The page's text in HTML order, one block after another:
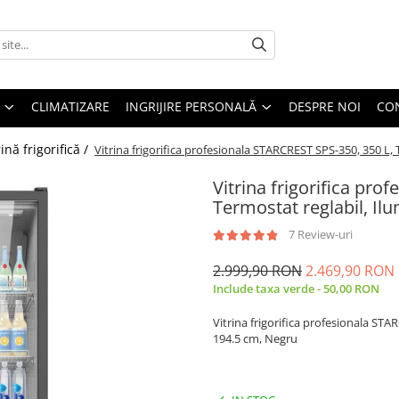
CLIMATIZARE INGRIJIRE PERSONALĂ DESPRE NOI
frigorifică / Vitrina frigorifica profesionala STARCREST SPS-350, 350
Vitrina frigorifica
Termostat reglabil,
7 Review-uri
2.999,90 RON2.469,90 RON
Include taxa verde - 50,00 RON
Vitrina frigorifica profesionala
194.5 cm, Negru